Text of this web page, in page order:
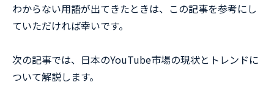
わからない用語が出てきたときは、この記事を参考にし
ていただければ幸いです。
次の記事では、日本のYouTube市場の現状とトレンドに
ついて解説します。